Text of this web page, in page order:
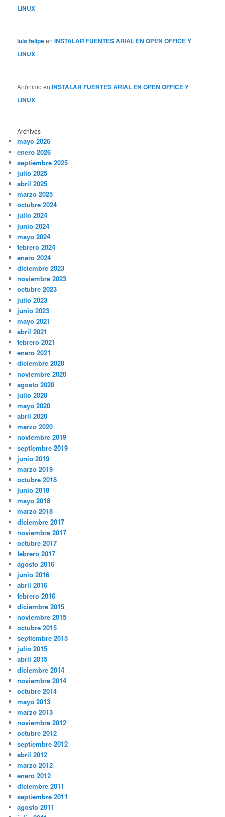
LINUX
luis felipeenINSTALAR FUENTES ARIAL EN OPEN OFFICE Y
LINUX
Anónimo enINSTALAR FUENTES ARIAL EN OPEN OFFICE Y
LINUX
Archivos
mayo 2026
enero 2026
septiembre 2025
julio 2025
abril 2025
marzo 2025
octubre 2024
julio 2024
junio 2024
mayo 2024
febrero 2024
enero 2024
diciembre 2023
noviembre 2023
octubre 2023
julio 2023
junio 2023
mayo 2021
abril 2021
febrero 2021
enero 2021
diciembre 2020
noviembre 2020
agosto 2020
julio 2020
mayo 2020
abril 2020
marzo 2020
noviembre 2019
septiembre 2019
junio 2019
marzo 2019
octubre 2018
junio 2018
mayo 2018
marzo 2018
diciembre 2017
noviembre 2017
octubre 2017
febrero 2017
agosto 2016
junio 2016
abril 2016
febrero 2016
diciembre 2015
noviembre 2015
octubre 2015
septiembre 2015
julio 2015
abril 2015
diciembre 2014
noviembre 2014
octubre 2014
mayo 2013
marzo 2013
noviembre 2012
octubre 2012
septiembre 2012
abril 2012
marzo 2012
enero 2012
diciembre 2011
septiembre 2011
agosto 2011